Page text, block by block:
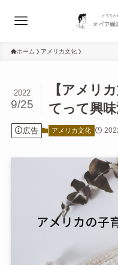
ホーム アメリカ文化
【アメリ
てって興
2022
9/25
広告 アメリカ文化